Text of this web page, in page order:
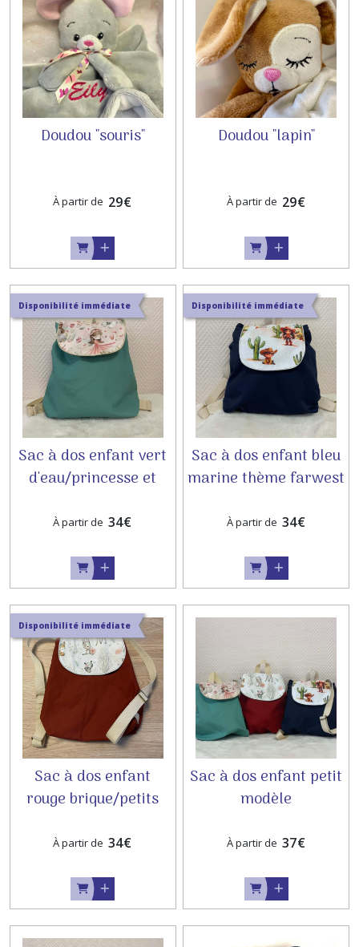
Doudou "souris"
À partir de 29€
Doudou "lapin"
À partir de 29€
Disponibilité immédiate
Sac à dos enfant vert
d'eau/princesse et
À partir de 34€
Disponibilité immédiate
Sac à dos enfant bleu
marine thème farwest
À partir de 34€
Disponibilité immédiate
Sac à dos enfant
rouge brique/petits
À partir de 34€
Sac à dos enfant petit
modèle
À partir de 37€